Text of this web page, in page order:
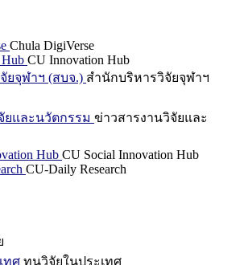
Chula DigiVerse
CU Innovation Hub
ยจุฬาฯ (สบจ.) สำนักบริหารวิจัยจุฬาฯ
ยและนวัตกรรม ข่าวสารงานวิจัยและ
Hub CU Social Innovation Hub
CU-Daily Research
ทศ ทุนวิจัยในประเทศ